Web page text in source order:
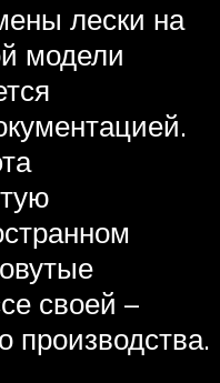
лески на
модели
своей –
производства.